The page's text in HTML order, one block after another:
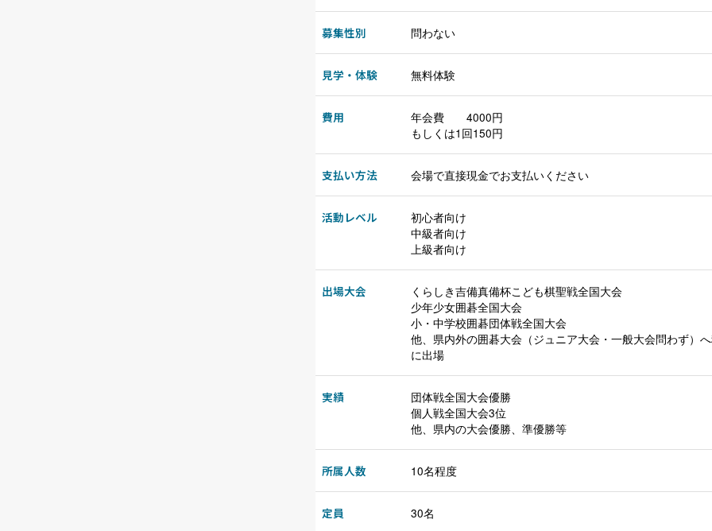
募集性別 問わない
見学・体験 無料体験
費用
年会費 4000円
もしくは1回150円
支払い方法 会場で直接現金でお支払いください
活動レベル
初心者向け
中級者向け
上級者向け
出場大会
くらしき吉備真備杯こども棋聖戦全国大会
少年少女囲碁全国大会
小・中学校囲碁団体戦全国大会
他、県内外の囲碁大会（ジュニア大会・一般大会問わず）
に出場
実績
団体戦全国大会優勝
個人戦全国大会3位
他、県内の大会優勝、準優勝等
所属人数 10名程度
定員 30名